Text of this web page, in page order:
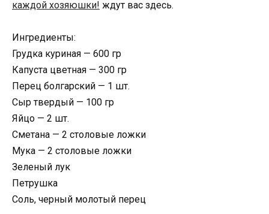
каждой хозяюшки! ждут вас здесь.
Ингредиенты:
Грудка куриная — 600 гр
Капуста цветная — 300 гр
Перец болгарский — 1 шт.
Сыр твердый — 100 гр
Яйцо — 2 шт.
Сметана — 2 столовые ложки
Мука — 2 столовые ложки
Зеленый лук
Петрушка
Соль, черный молотый перец